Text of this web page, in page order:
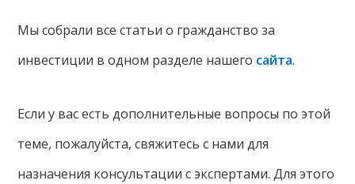
Мы собрали все статьи о гражданство за
инвестиции в одном разделе нашего сайта.
Если у вас есть дополнительные вопросы по этой
теме, пожалуйста, свяжитесь с нами для
назначения консультации с экспертами. Для этого